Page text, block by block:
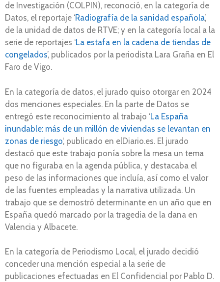
de Investigación (COLPIN), reconoció, en la categoría de
Datos, el reportaje ‘Radiografía de la sanidad española’,
de la unidad de datos de RTVE; y en la categoría local a la
serie de reportajes ‘La estafa en la cadena de tiendas de
congelados’, publicados por la periodista Lara Graña en El
Faro de Vigo.
En la categoría de datos, el jurado quiso otorgar en 2024
dos menciones especiales. En la parte de Datos se
entregó este reconocimiento al trabajo ‘La España
inundable: más de un millón de viviendas se levantan en
zonas de riesgo‘, publicado en elDiario.es. El jurado
destacó que este trabajo ponía sobre la mesa un tema
que no figuraba en la agenda pública, y destacaba el
peso de las informaciones que incluía, así como el valor
de las fuentes empleadas y la narrativa utilizada. Un
trabajo que se demostró determinante en un año que en
España quedó marcado por la tragedia de la dana en
Valencia y Albacete.
En la categoría de Periodismo Local, el jurado decidió
conceder una mención especial a la serie de
publicaciones efectuadas en El Confidencial por Pablo D.